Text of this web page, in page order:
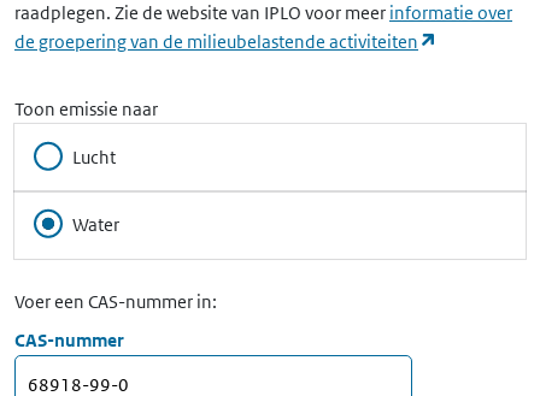
raadplegen. Zie de website van IPLO voor meer informatie over
de groepering van de milieubelastende activiteiten
Toon emissie naar
Lucht
Water
Voer een CAS-nummer in:
CAS-nummer